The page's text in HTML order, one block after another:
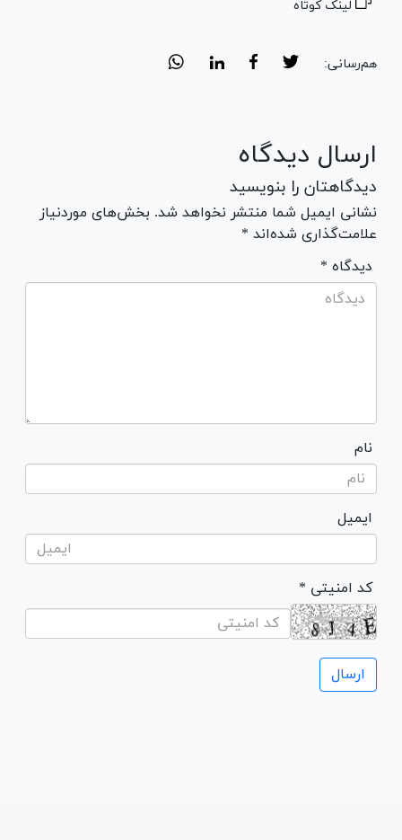
لینک کوتاه
هم‌رسانی:
ارسال دیدگاه
دیدگاهتان را بنویسید
نشانی ایمیل شما منتشر نخواهد شد. بخش‌های موردنیاز
علامت‌گذاری شده‌اند *
* دیدگاه
نام
ایمیل
* کد امنیتی